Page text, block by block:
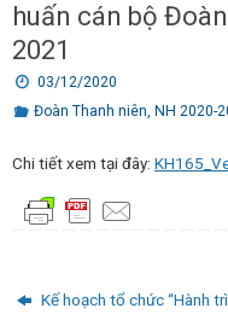
huấn cán bộ
2021
03/12/2020
Đoàn Thanh niên, NH 2020-
Chi tiết xem tại đây:
Kế hoạch tổ chức “Hành